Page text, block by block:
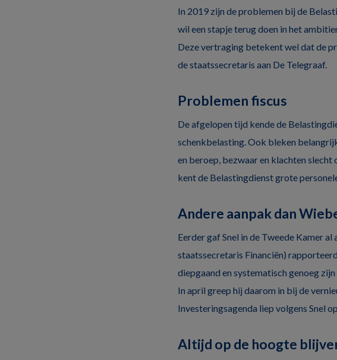
In 2019 zijn de problemen bij de
wil een stapje terug doen in het
Deze vertraging betekent wel dat de
de staatssecretaris aan De Telegraaf.
Problemen fiscus
De afgelopen tijd kende de
schenkbelasting. Ook bleken
en beroep, bezwaar en klachten
kent de Belastingdienst grote
Andere aanpak dan
Eerder gaf Snel in de Tweede Kamer
staatssecretaris Financiën)
diepgaand en systematisch genoeg
In april greep hij daarom in bij de
Investeringsagenda liep volgens Snel
Altijd op de hoogte